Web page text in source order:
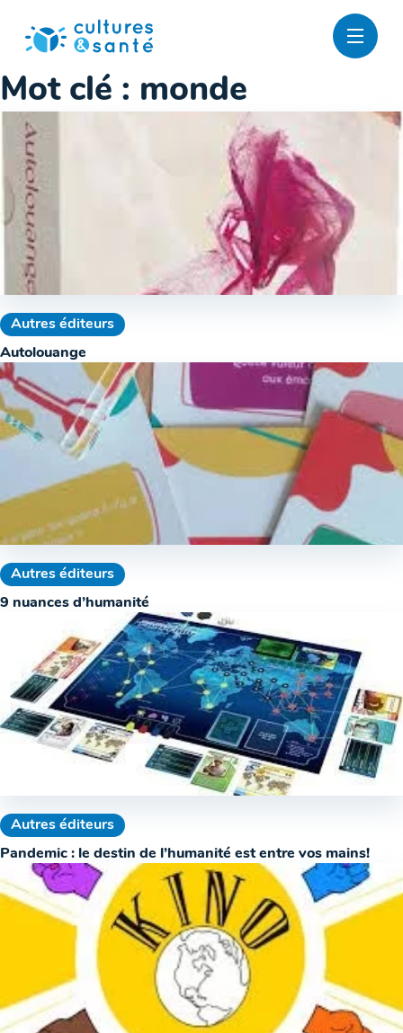
contenu
Mot clé : monde
Autres éditeurs
Autolouange
Autres éditeurs
9 nuances d’humanité
Autres éditeurs
Pandemic : le destin de l’humanité est entre vos mains!